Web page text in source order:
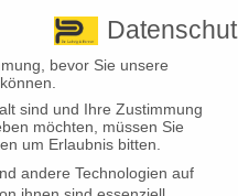
Sie unsStandorte
bieten
bevor Sie unsere
sind und Ihre Zustimmung
möchten, müssen Sie
um Erlaubnis bitten.
andere Technologien auf